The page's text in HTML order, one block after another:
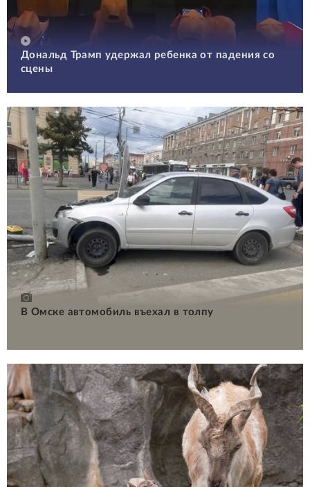
Дональд Трамп удержал ребенка от падения со
сцены
В Омске автомобиль въехал в толпу